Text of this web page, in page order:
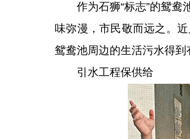
作为石狮“标志”的鸳鸯
味弥漫，市民敬而远之。
鸳鸯池周边的生活污水得
引水工程保供给